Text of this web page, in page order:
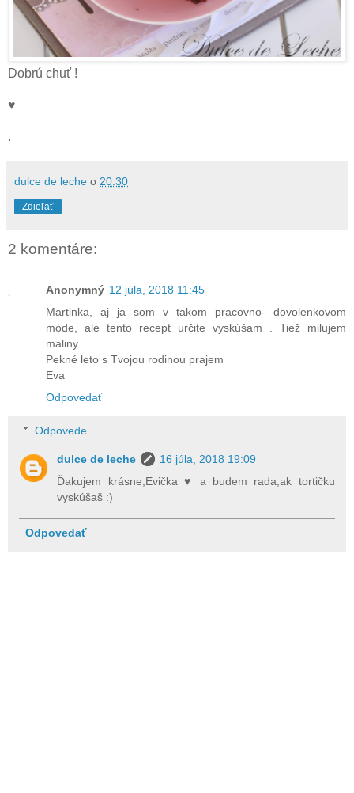
Dobrú chuť !
♥
.
dulce de leche o 20:30
Zdieľať
2 komentáre:
Anonymný 12 júla, 2018 11:45
Martinka, aj ja som v takom pracovno- dovolenkovom
móde, ale tento recept určite vyskúšam . Tiež milujem
maliny ...
Pekné leto s Tvojou rodinou prajem
Eva
Odpovedať
Odpovede
dulce de leche
16 júla, 2018 19:09
Ďakujem krásne,Evička ♥ a budem rada,ak tortičku
vyskúšaš :)
Odpovedať